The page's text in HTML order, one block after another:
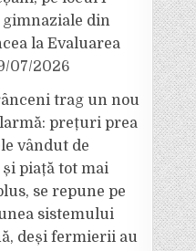
din
la Evaluarea
07/2026
trag un nou
prețuri prea
vândut de
piață tot mai
se repune pe
sistemului
deși fermierii au